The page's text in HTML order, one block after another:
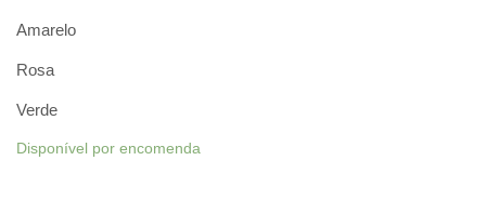
Amarelo
Rosa
Verde
Disponível por encomenda